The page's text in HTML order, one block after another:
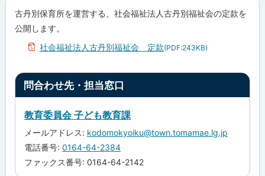
ペ
ジ
問
先
・
口
古丹別保育所を運営する、社会福祉法人古丹別福祉会の定款を
公開します。
社会福祉法人古丹別福祉会 定款(PDF:243KB)
ト
問合わせ先・担当窓口
教育委員会 子ども教育課
メールアドレス: kodomokyoiku@town.tomamae.lg.jp
電話番号: 0164-64-2384
ファックス番号: 0164-64-2142